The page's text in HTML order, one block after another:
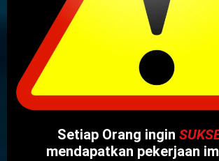
Setiap Orang ingin
mendapatkan pekerjaan